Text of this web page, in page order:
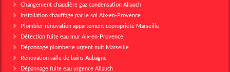
Changement chaudière gaz condensation Allauch
Installation chauffage par le sol Aix-en-Provence
Plombier rénovation appartement copropriété Marseille
Détection fuite eau mur Aix-en-Provence
Dépannage plomberie urgent nuit Marseille
Rénovation salle de bains Aubagne
Dépannage fuite eau urgence Allauch